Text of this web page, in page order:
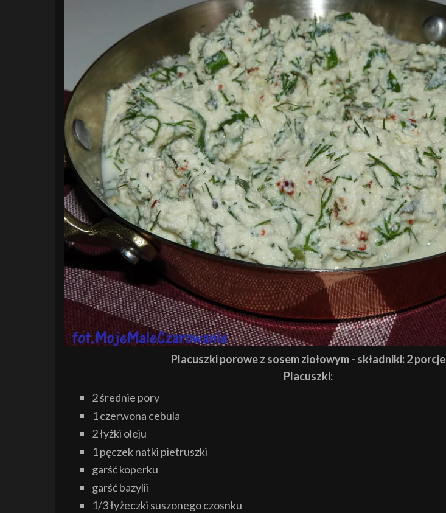
Placuszki porowe z sosem ziołowym - składniki: 2 porcje
Placuszki:
2 średnie pory
1 czerwona cebula
2 łyżki oleju
1 pęczek natki pietruszki
garść koperku
garść bazylii
1/3 łyżeczki suszonego czosnku